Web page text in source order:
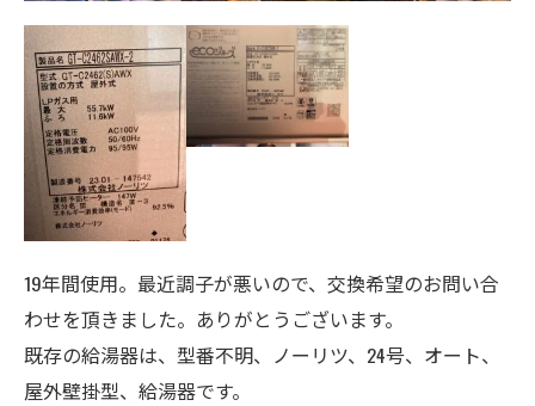
19年間使用。最近調子が悪いので、交換希望のお問い合
わせを頂きました。ありがとうございます。
既存の給湯器は、型番不明、ノーリツ、24号、オート、
屋外壁掛型、給湯器です。